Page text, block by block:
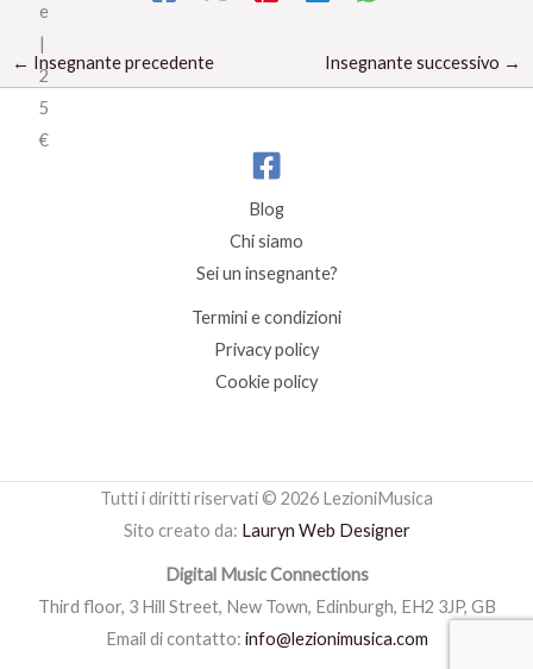
← Insegnante precedente Insegnante successivo →
Blog
Chi siamo
Sei un insegnante?
Termini e condizioni
Privacy policy
Cookie policy
Tutti i diritti riservati © 2026 LezioniMusica
Sito creato da: Lauryn Web Designer
Digital Music Connections
Third floor, 3 Hill Street, New Town, Edinburgh, EH2 3JP, GB
Email di contatto: info@lezionimusica.com